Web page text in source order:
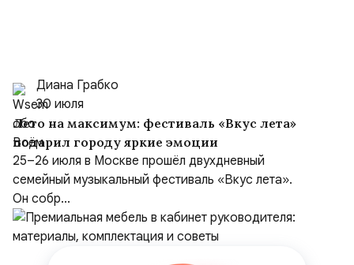
Диана Грабко
30 июля
Лето на максимум: фестиваль «Вкус лета»
подарил городу яркие эмоции
25–26 июля в Москве прошёл двухдневный
семейный музыкальный фестиваль «Вкус лета».
Он собр...